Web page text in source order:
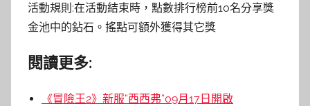
活動規則:在活動結束時，點數排行榜前10名分享獎
金池中的鉆石。搖點可額外獲得其它獎
閱讀更多:
《冒險王2》新服“西西弗“09月17日開啟